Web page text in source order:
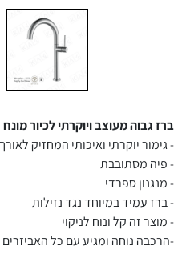
ברז גבוה מעוצב ויוקרתי לכיור מונח
- גימור יוקרתי ואיכותי המחזיק
- פיה מסתובבת
- מנגנון ספרדי
- ברז עמיד במיוחד נגד נזילות
- מוצר זה קל ונוח לניקוי
-הרכבה נוחה ומגיע עם כל